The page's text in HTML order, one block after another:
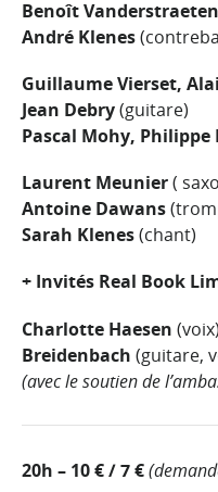
Benoît Vanderstraeten
André Klenes
Guillaume Vierset,
Jean Debry(guitare)
Pascal Mohy, Philippe
Laurent Meunier(
Antoine Dawans
Sarah Klenes(chant)
+ Invités Real Book
Charlotte Haesen
Breidenbach (guitare,
(avec le soutien de
20h – 10 € / 7 €